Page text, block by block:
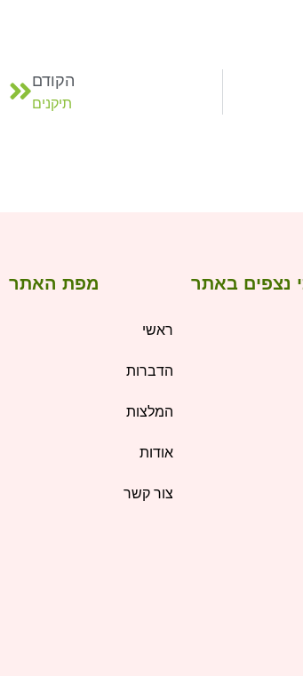
הקודם
תיקנים
מפת האתר
ראשי
הדברות
המלצות
אודות
צור קשר
נצפים באתר